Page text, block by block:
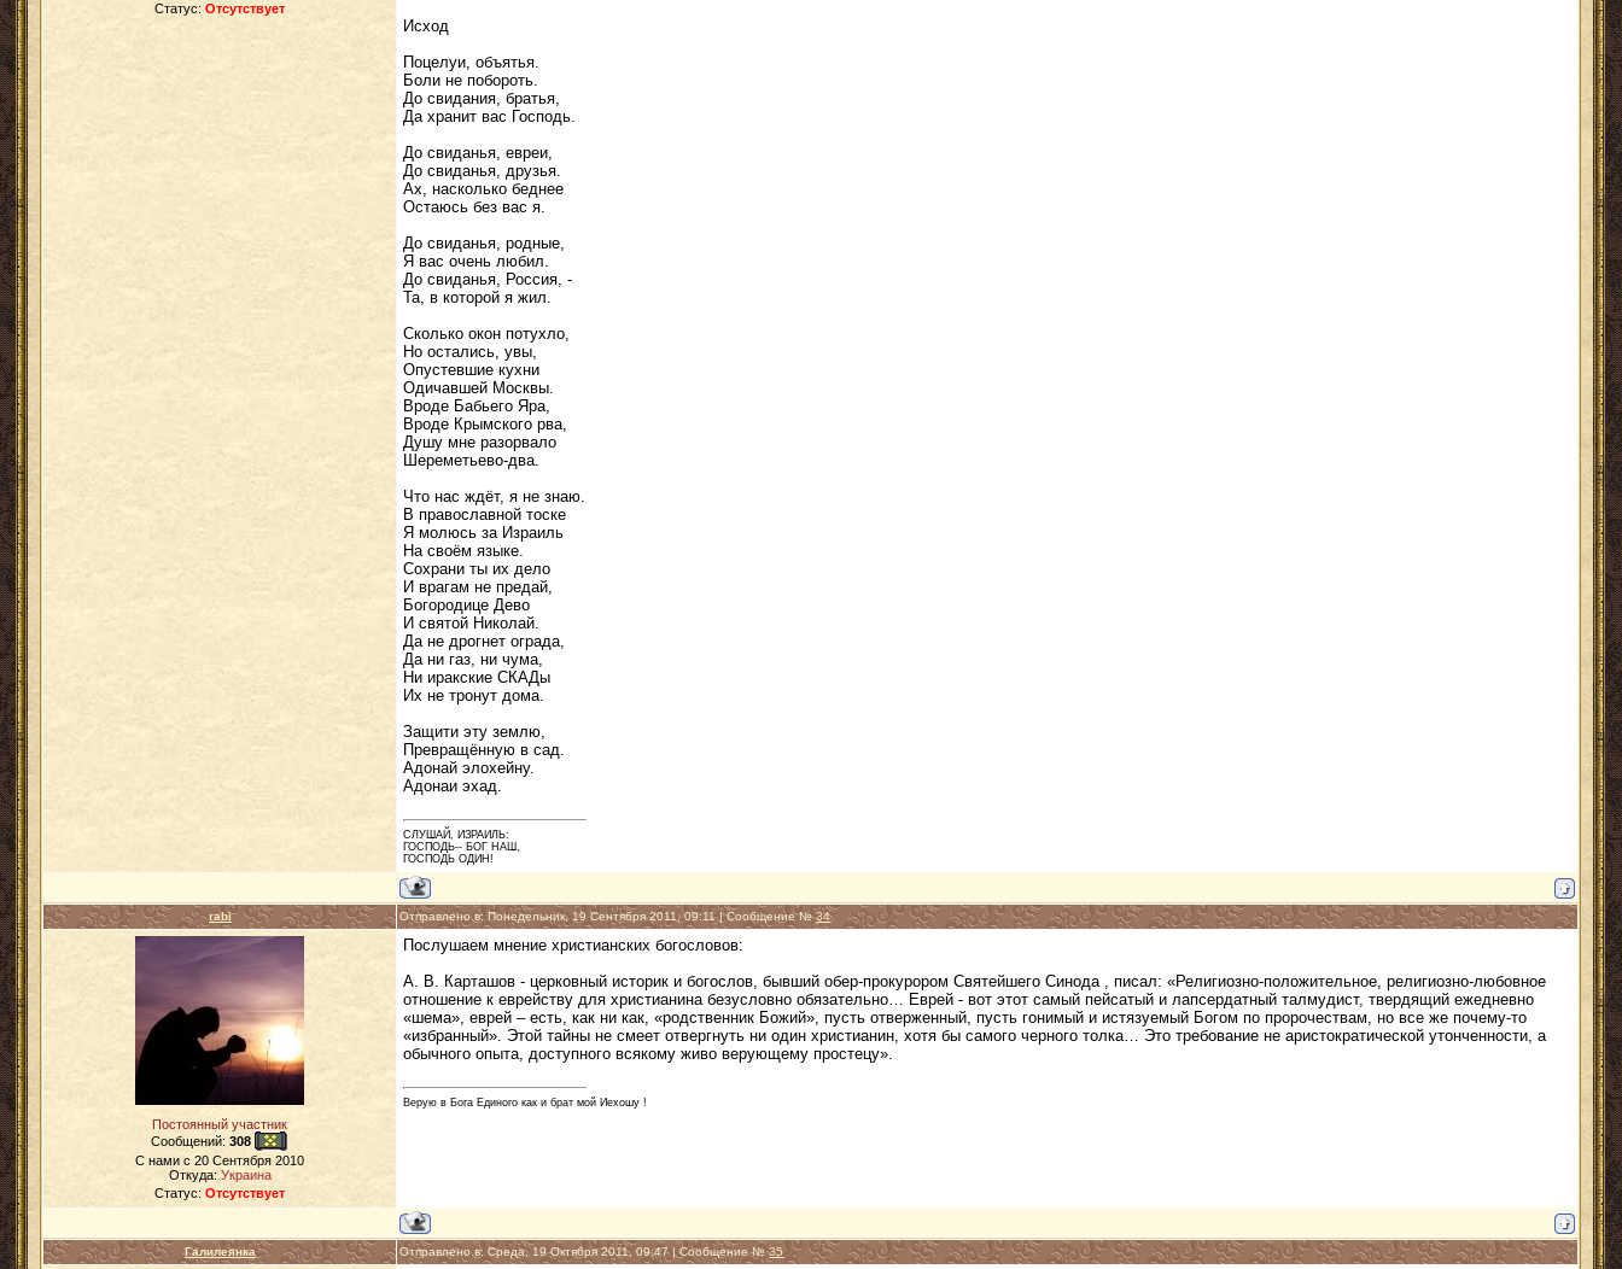
Статус:Отсутствует
Исход
Поцелуи, объятья.
Боли не побороть.
До свидания, братья,
Да хранит вас Господь.
До свиданья, евреи,
До свиданья, друзья.
Ах, насколько беднее
Остаюсь без вас я.
До свиданья, родные,
Я вас очень любил.
До свиданья, Россия, -
Та, в которой я жил.
Сколько окон потухло,
Но остались, увы,
Опустевшие кухни
Одичавшей Москвы.
Вроде Бабьего Яра,
Вроде Крымского рва,
Душу мне разорвало
Шереметьево-два.
Что нас ждёт, я не знаю.
В православной тоске
Я молюсь за Израиль
На своём языке.
Сохрани ты их дело
И врагам не предай,
Богородице Дево
И святой Николай.
Да не дрогнет ограда,
Да ни газ, ни чума,
Ни иракские СКАДы
Их не тронут дома.
Защити эту землю,
Превращённую в сад.
Адонай элохейну.
Адонаи эхад.
СЛУШАЙ, ИЗРАИЛЬ:
ГОСПОДЬ-- БОГ НАШ,
ГОСПОДЬ ОДИН!
rabi Отправлено в: Понедельник, 19 Сентября 2011, 09:11 | Сообщение №34
Постоянный участник
Сообщений:308
C нами с20 Сентября 2010
Откуда: Украина
Статус:Отсутствует
Послушаем мнение христианских богословов:
А. В. Карташов - церковный историк и богослов, бывший обер-прокурором Святейшего Синода , писал: «Религиозно-положительное, религиозно-любовное
отношение к еврейству для христианина безусловно обязательно… Еврей - вот этот самый пейсатый и лапсердатный талмудист, твердящий ежедневно
«шема», еврей – есть, как ни как, «родственник Божий», пусть отверженный, пусть гонимый и истязуемый Богом по пророчествам, но все же почему-то
«избранный». Этой тайны не смеет отвергнуть ни один христианин, хотя бы самого черного толка… Это требование не аристократической утонченности, а
обычного опыта, доступного всякому живо верующему простецу».
Верую в Бога Единого как и брат мой Иехошу !
Галилеянка Отправлено в: Среда, 19 Октября 2011, 09:47 | Сообщение №35